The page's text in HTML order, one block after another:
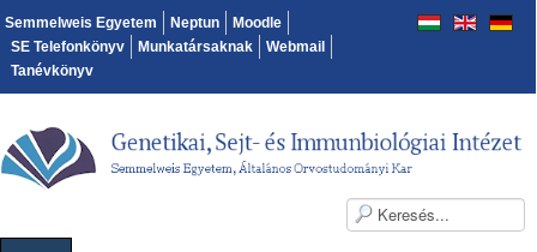
Semmelweis Egyetem Neptun
Moodle
SE Telefonkönyv
Munkatársaknak
Webmail
Tanévkönyv